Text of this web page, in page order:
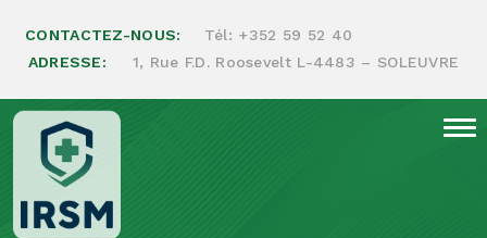
CONTACTEZ-NOUS: Tél: +352 59 52 40
ADRESSE:
1, Rue F.D. Roosevelt L-4483 – SOLEUVRE
Bande de contention